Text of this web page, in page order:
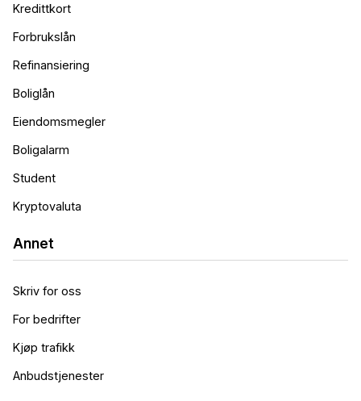
Kredittkort
Forbrukslån
Refinansiering
Boliglån
Eiendomsmegler
Boligalarm
Student
Kryptovaluta
Annet
Skriv for oss
For bedrifter
Kjøp trafikk
Anbudstjenester